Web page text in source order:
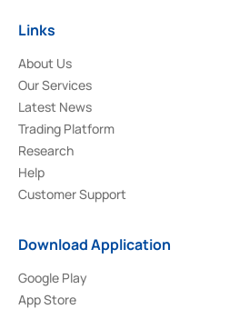
Links
About Us
Our Services
Latest News
Trading Platform
Research
Help
Customer Support
Download Application
Google Play
App Store